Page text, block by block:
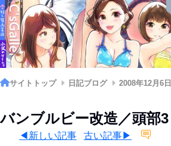
サイトトップ 日記ブログ 2008年12月6日
バンブルビー改造／頭部3
◀新しい記事 古い記事▶